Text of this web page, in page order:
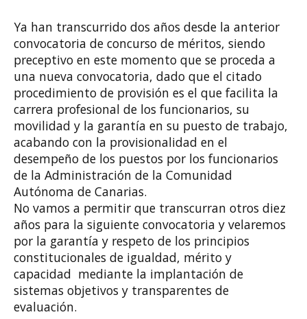
Ya han transcurrido dos años desde la anterior
convocatoria de concurso de méritos, siendo
preceptivo en este momento que se proceda a
una nueva convocatoria, dado que el citado
procedimiento de provisión es el que facilita la
carrera profesional de los funcionarios, su
movilidad y la garantía en su puesto de trabajo,
acabando con la provisionalidad en el
desempeño de los puestos por los funcionarios
de la Administración de la Comunidad
Autónoma de Canarias.
No vamos a permitir que transcurran otros diez
años para la siguiente convocatoria y velaremos
por la garantía y respeto de los principios
constitucionales de igualdad, mérito y
capacidad mediante la implantación de
sistemas objetivos y transparentes de
evaluación.